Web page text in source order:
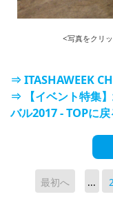
<写真をクリ
⇒ ITASHAWEEK
⇒ 【イベント特集
バル2017 - TOPに戻
最初へ ... 2